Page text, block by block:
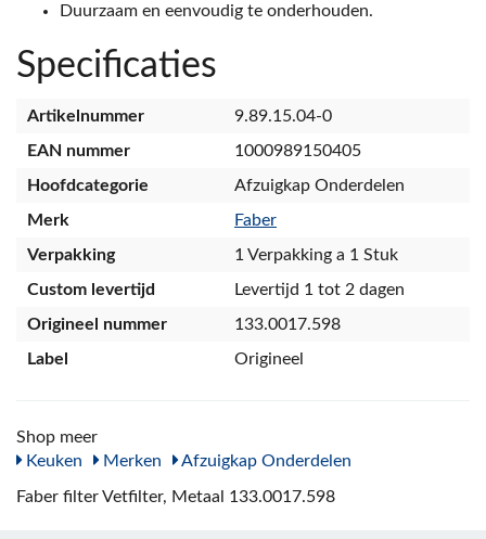
Duurzaam en eenvoudig te onderhouden.
Specificaties
Artikelnummer
9.89.15.04-0
EAN nummer
1000989150405
Hoofdcategorie
Afzuigkap Onderdelen
Merk
Faber
Verpakking
1 Verpakking a 1 Stuk
Custom levertijd
Levertijd 1 tot 2 dagen
Origineel nummer
133.0017.598
Label
Origineel
Shop meer
Keuken
Merken Afzuigkap Onderdelen
Faber filter Vetfilter, Metaal 133.0017.598